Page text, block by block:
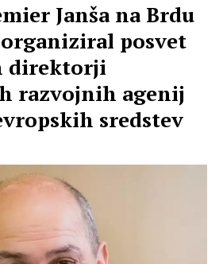
Janša na Brdu
posvet
direktorji
razvojnih agenij
sredstev